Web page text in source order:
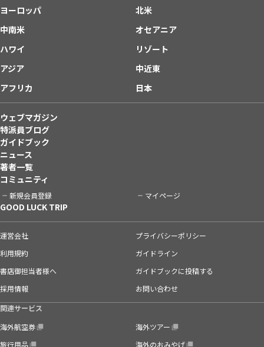
ヨーロッパ
北米
中南米
オセアニア
ハワイ
リゾート
アジア
中近東
アフリカ
日本
ウェブマガジン
特派員ブログ
ガイドブック
ニュース
著者一覧
コミュニティ
新規会員登録 マイページ
GOOD LUCK TRIP
運営会社
プライバシーポリシー
利用規約
ガイドライン
書店御担当者様へ
ガイドブックに投稿する
採用情報
お問い合わせ
関連サービス
海外航空券
海外ツアー
旅行用品
海外のおみやげ